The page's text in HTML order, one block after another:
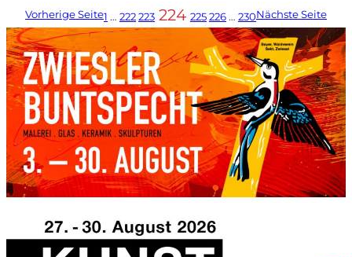
Vorherige Seite1 … 222223 224 225226 … 230Nächste Seite